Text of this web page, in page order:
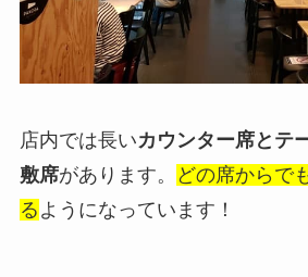
店内では長いカウンター席とテ
敷席があります。
どの席からで
る ようになっています！